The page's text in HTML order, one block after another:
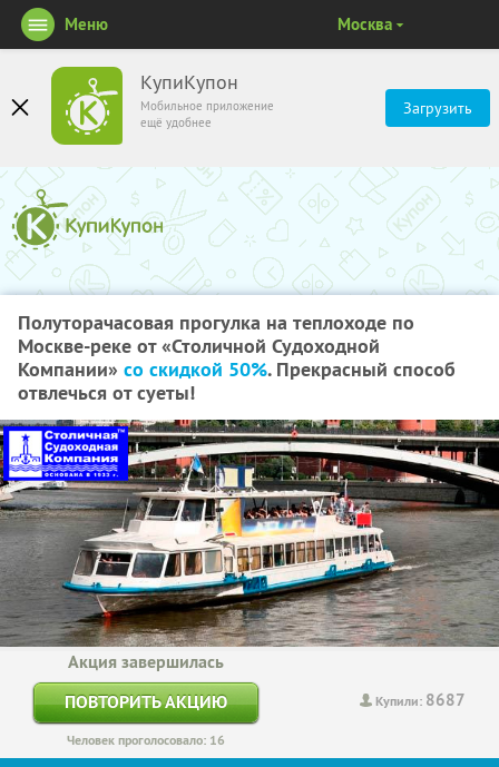
КупиКупон
Мобильное приложение
ещё удобнее
Загрузить
Меню Москва
Полуторачасовая прогулка на теплоходе по
Москве-реке от «Столичной Судоходной
Компании» со скидкой 50%. Прекрасный способ
отвлечься от суеты!
Купили: 8687
Акция завершилась
ПОВТОРИТЬ АКЦИЮ
Человек проголосовало: 16